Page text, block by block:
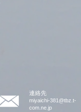
連絡先
miyaichi-381@tbz.t-
com.ne.jp